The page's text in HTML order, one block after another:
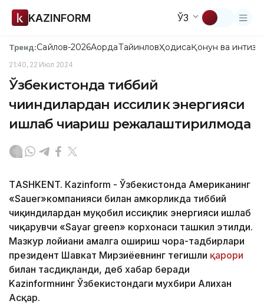
KAZINFORM ЎЗ
Тренд:Сайлов-2026АқордаТайинловҲодисаҚонун ва
21:40, 22 Июл 2024
Ўзбекистонда тиббий
чиқиндилардан иссиқлик энергияси
ишлаб чиқариш режалаштирилмоқда
ТASHKENT. Кazinform - Ўзбекистонда Американинг
«Sauer»компанияси билан ҳамкорликда тиббий
чиқиндилардан муқобил иссиқлик энергияси ишлаб
чиқарувчи «Sayar green» корхонаси ташкил этилди.
Мазкур лойиҳани амалга ошириш чора-тадбирлари
президент Шавкат Мирзиёевнинг тегишли қарори
билан тасдиқланди, деб хабар беради
Kazinformнинг Ўзбекистондаги мухбири Алихан
Асқар.